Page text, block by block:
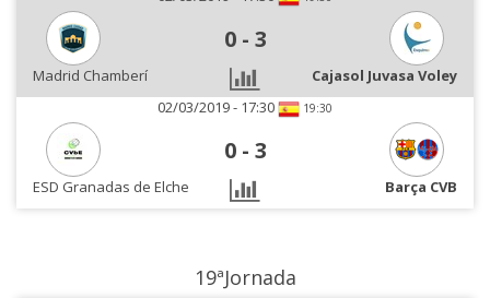
0 - 3
Madrid Chamberí
Cajasol Juvasa Voley
02/03/2019 - 17:30
19:30
0 - 3
ESD Granadas de Elche Barça CVB
19ªJornada